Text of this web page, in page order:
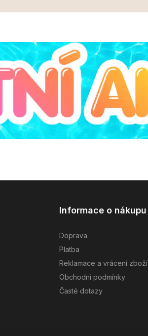
Informace o nákupu
Doprava
Platba
Reklamace a vrácení zboží
Obchodní podmínky
Časté dotazy